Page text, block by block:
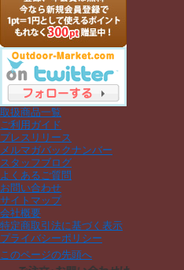
取扱商品一覧
ご利用ガイド
プレスリリース
メルマガバックナンバー
スタッフブログ
よくあるご質問
お問い合わせ
サイトマップ
会社概要
特定商取引法に基づく表示
プライバシーポリシー
このページの先頭へ